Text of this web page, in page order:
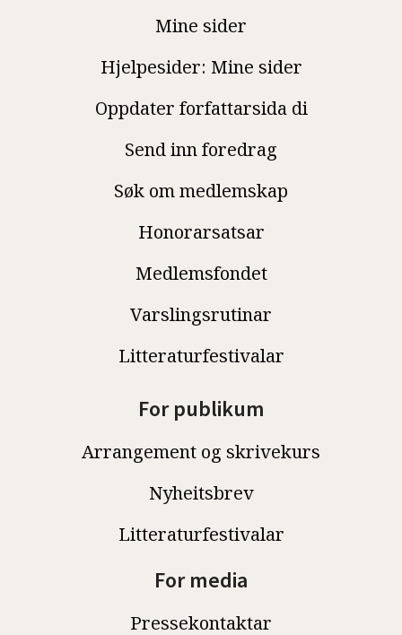
Mine sider
Hjelpesider: Mine sider
Oppdater forfattarsida di
Send inn foredrag
Søk om medlemskap
Honorarsatsar
Medlemsfondet
Varslingsrutinar
Litteraturfestivalar
For publikum
Arrangement og skrivekurs
Nyheitsbrev
Litteraturfestivalar
For media
Pressekontaktar